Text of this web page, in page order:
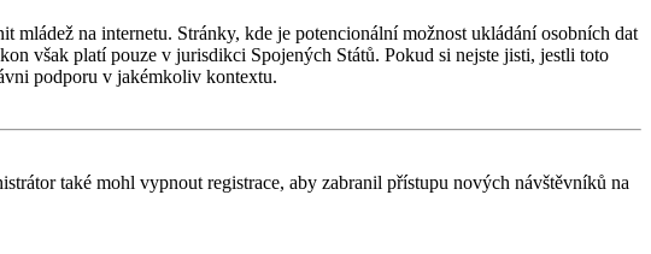
na internetu. Stránky, kde je potencionální možnost ukládání osobních dat
však platí pouze v jurisdikci Spojených Států. Pokud si nejste jisti, jestli toto
podporu v jakémkoliv kontextu.
také mohl vypnout registrace, aby zabranil přístupu nových návštěvníků na